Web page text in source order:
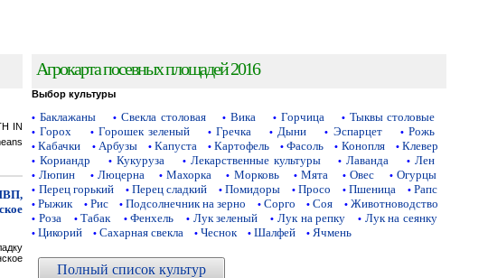
IN
Агрокарта посевных площадей 2016
Выбор культуры
• Баклажаны • Свекла столовая • Вика • Горчица • Тыквы столовые
• Горох • Горошек зеленый • Гречка • Дыни • Эспарцет • Рожь
• Кабачки • Арбузы • Капуста • Картофель • Фасоль • Конопля • Клевер
• Кориандр • Кукуруза • Лекарственные культуры • Лаванда • Лен
• Люпин • Люцерна • Махорка • Морковь • Мята • Овес • Огурцы
• Перец горький • Перец сладкий • Помидоры • Просо • Пшеница • Рапс
• Рыжик • Рис • Подсолнечник на зерно • Сорго • Соя • Животноводство
• Роза • Табак • Фенхель • Лук зеленый • Лук на репку • Лук на сеянку
• Цикорий • Сахарная свекла • Чеснок • Шалфей • Ячмень
Полный список культур